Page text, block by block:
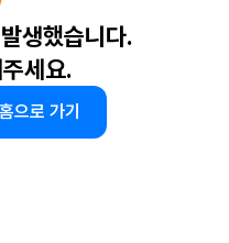
생했습니다.
세요.
홈으로 가기